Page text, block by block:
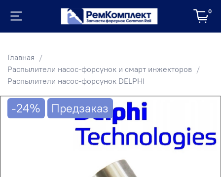
0
Главная
Распылители насос-форсунок и смарт инжекторов
Распылители насос-форсунок DELPHI
-24% Предзаказ